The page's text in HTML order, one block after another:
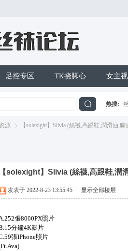
足控专区 TK挠脚心 女主
热搜:
源 【solexight】Slivia (絲襪,高跟鞋,潤滑油,
【solexight】Slivia (絲襪,高跟鞋,潤
发表于 2022-8-23 13:55:45 显示全部楼层
張8000PX照片
分鐘4K影片
張IPhone照片